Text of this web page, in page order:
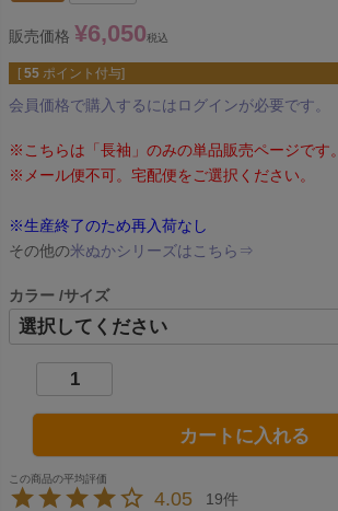
販売価格 ¥6,050税込
[ 55 ポイント付与]
会員価格で購入するにはログインが必要です。
※こちらは「長袖」のみの単品販売ページです。
※メール便不可。宅配便をご選択ください。
※生産終了のため再入荷なし
その他の米ぬかシリーズはこちら⇒
カラー サイズ
カートに入れる
4.05 19